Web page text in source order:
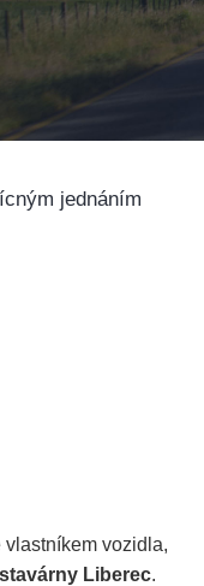
jednáním
vlastníkem vozidla,
Liberec.